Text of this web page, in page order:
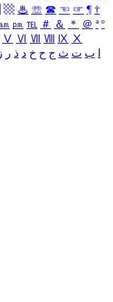
▩ ♨ ☏ ☎ ☜ ☞ ¶ †
㏘ ℡ ＃ ＆ ＊ ＠ ª º
Ⅴ Ⅵ Ⅶ Ⅷ Ⅸ Ⅹ
ب ت ث ج ح خ د ذ ر ز